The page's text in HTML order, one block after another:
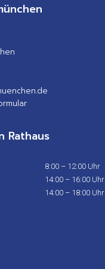
Rathaus
8:00 – 12:00 Uhr
14:00 – 16:00 Uhr
14:00 – 18:00 Uhr